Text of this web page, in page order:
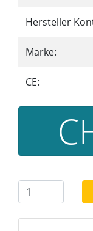
Hersteller
Marke:
CE: